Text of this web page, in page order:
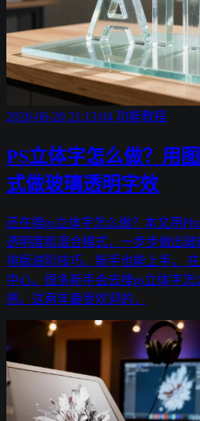
2026-06-20 21:13:04 功能教程
PS立体字怎么做？用
式做玻璃透明字效
还在搜ps立体字怎么做？本文用
透明度和混合模式，一步步做出
排版进阶技巧，新手也能上手。
中心。很多新手会去搜ps立体字
感。这两年最受欢迎的，